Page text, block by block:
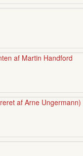
af Martin Handford
af Arne Ungermann)